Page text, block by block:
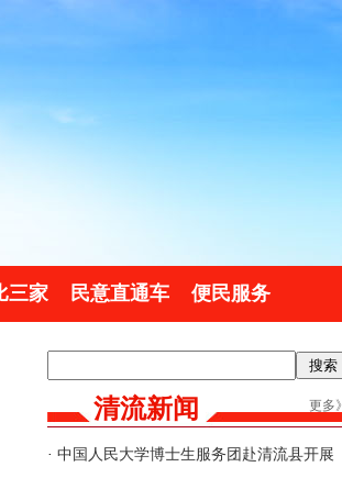
三家 民意直通车 便民服务
更多》
清流新闻
· 中国人民大学博士生服务团赴清流县开展